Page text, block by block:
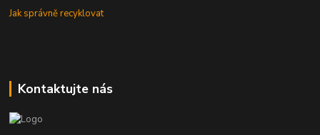
Jak správně recyklovat
Kontaktujte nás